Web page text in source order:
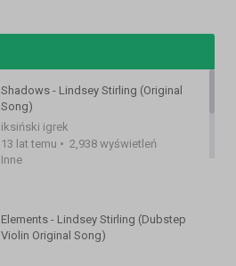
Shadows - Lindsey Stirling (Original
Song)
iksiński igrek
13 lat temu • 2,938 wyświetleń
Inne
Elements - Lindsey Stirling (Dubstep
Violin Original Song)